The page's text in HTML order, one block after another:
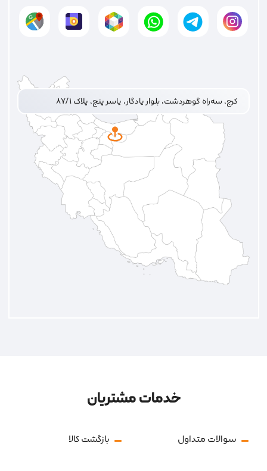
کرج، سه‌راه گوهردشت، بلوار یادگار، یاسر پنج، پلاک ۸۷/۱
خدمات مشتریان
سوالات متداول بازگشت کالا